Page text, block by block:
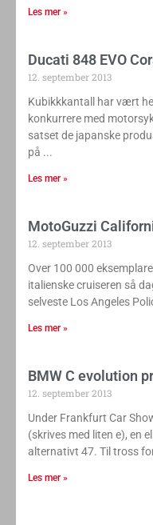
Les mer »
Ducati 848 EVO
12. september 2013
Kubikkkantall har vært
konkurrere med
satset de japanske
på
Les mer »
MotoGuzzi
12. september 2013
Over 100 000
italienske cruiseren så
selveste Los ­Angeles
Les mer »
BMW C evolution
12. september 2013
Under Frankfurt Car
(skrives med liten e), en
alternativt 47. Til tross
Les mer »